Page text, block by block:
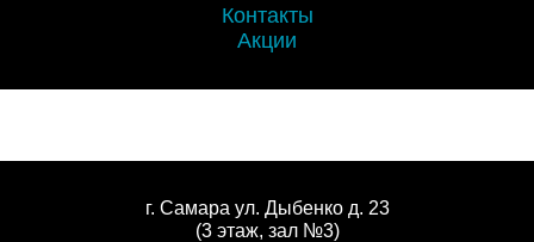
Контакты
Акции
г. Самара ул. Дыбенко д. 23
(3 этаж, зал №3)